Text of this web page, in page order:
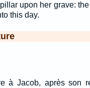
upon her grave:
this day.
à Jacob, après son